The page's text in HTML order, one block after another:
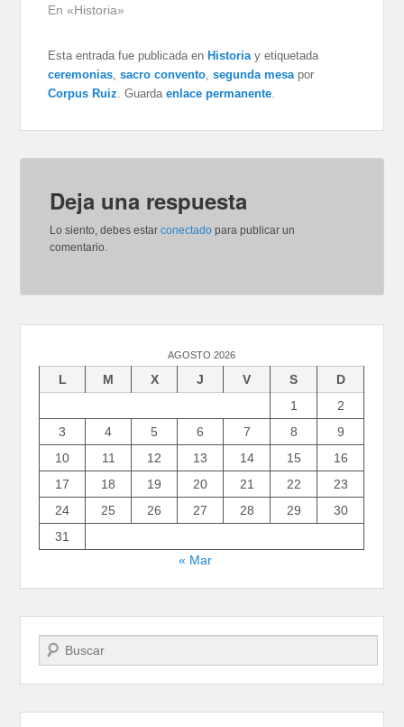
En «Historia»
Esta entrada fue publicada en Historia y etiquetada
ceremonias ,sacro convento ,segunda mesa por
Corpus Ruiz . Guardaenlace permanente
Deja una respuesta
Lo siento, debes estarconectado para publicar un
comentario.
AGOSTO 2026
L M X J V S
D
1
2
3
4 5 6 7 8
9
10
11 12 13 14 15
16
17
18 19 20 21 22
23
24
25 26 27 28 29
30
31
« Mar
Buscar